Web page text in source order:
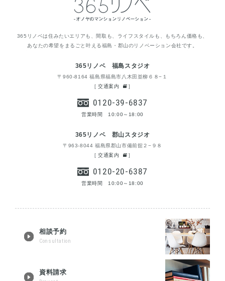
365リノベは住みたいエリアも、間取も、ライフスタイルも、もちろん価格も、
あなたの希望をまるごと叶える福島・郡山のリノベーション会社です。
365リノベ 福島スタジオ
〒960-8164 福島県福島市八木田並柳６８−１
[交通案内 ]
0120-39-6837
営業時間 10:00～18:00
365リノベ 郡山スタジオ
〒963-8044 福島県郡山市備前舘２−９８
[交通案内 ]
0120-20-6387
営業時間 10:00～18:00
相談予約
Consultation
資料請求